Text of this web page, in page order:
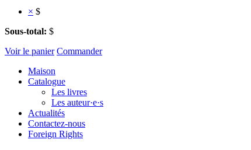
× $
Sous-total: $
Voir le panier Commander
Maison
Catalogue
Les livres
Les auteur·e·s
Actualités
Contactez-nous
Foreign Rights